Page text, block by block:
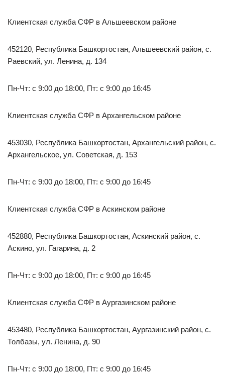
Клиентская служба СФР в Альшеевском районе
452120, Республика Башкортостан, Альшеевский район, с.
Раевский, ул. Ленина, д. 134
Пн-Чт: с 9:00 до 18:00, Пт: с 9:00 до 16:45
Клиентская служба СФР в Архангельском районе
453030, Республика Башкортостан, Архангельский район, с.
Архангельское, ул. Советская, д. 153
Пн-Чт: с 9:00 до 18:00, Пт: с 9:00 до 16:45
Клиентская служба СФР в Аскинском районе
452880, Республика Башкортостан, Аскинский район, с.
Аскино, ул. Гагарина, д. 2
Пн-Чт: с 9:00 до 18:00, Пт: с 9:00 до 16:45
Клиентская служба СФР в Аургазинском районе
453480, Республика Башкортостан, Аургазинский район, с.
Толбазы, ул. Ленина, д. 90
Пн-Чт: с 9:00 до 18:00, Пт: с 9:00 до 16:45